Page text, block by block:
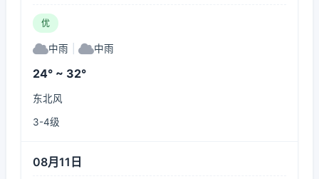
优
中雨 中雨
24° ~ 32°
东北风
3-4级
08月11日